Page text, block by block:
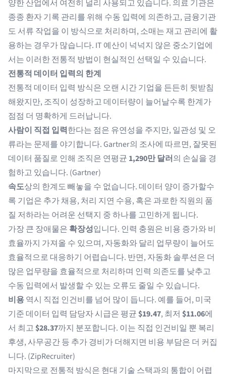
양한 산업에서 여전히 널리 사용되고 있습니다. 의료 기관은
종종 환자 기록 관리를 위해 수동 입력에 의존하고, 금융기관
도 서류 작업을 이 방식으로 처리하며, 소매는 재고 관리에 활
용하는 경우가 많습니다. IT 예산이 넉넉지 않은 중소기업에
서는 이러한 전통적 방법이 현실적인 선택일 수 있습니다.
전통적 데이터 입력의 한계
전통적 데이터 입력 방식은 오랜 시간 기업을 든든히 뒷받침
해왔지만, 조직이 성장하고 데이터량이 늘어날수록 한계가
점점 더 명확하게 드러납니다.
사람이 직접 입력한다는 점은 유연성을 주지만, 일관성 및 오
류라는 문제를 야기합니다. Gartner의 조사에 따르면, 잘못된
데이터 품질로 인해 조직은 연평균 1,290만 달러의 손실을 경
험하고 있습니다. (Gartner)
속도상의 한계도 빼놓을 수 없습니다. 데이터 양이 증가할수
록 기업은 추가 채용, 처리 지연 수용, 혹은 과로한 직원의 품
질 저하라는 어려운 선택지 중 하나를 고민하게 됩니다.
가장 큰 장애물은 확장성입니다. 인력 충원은 비용 증가와 비
효율까지 가져올 수 있으며, 자동화와 달리 업무량이 늘어도
효율적으로 대응하기 어렵습니다. 반면, 자동화 솔루션은 더
많은 업무량을 효율적으로 처리하며 인력 의존도를 낮추고
수동 입력에서 발생할 수 있는 오류도 줄일 수 있습니다.
비용역시 직접 인건비를 넘어 많이 듭니다. 예를 들어, 미국
기준 데이터 입력 담당자 시급은 평균 $19.47, 최저 $11.06에
서 최고 $28.37까지 분포합니다. 이는 직접 인건비일 뿐 복리
후생, 사무공간 등 추가 경비가 더해지면 비용 부담은 더 커집
니다. (ZipRecruiter)
마지막으로 전통적 방식은 현대 기술 스택과의 통합이 어렵